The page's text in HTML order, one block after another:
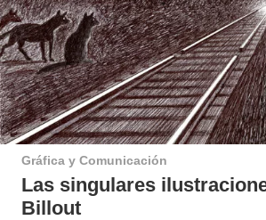
Gráfica y Comunicación
Las singulares
Billout